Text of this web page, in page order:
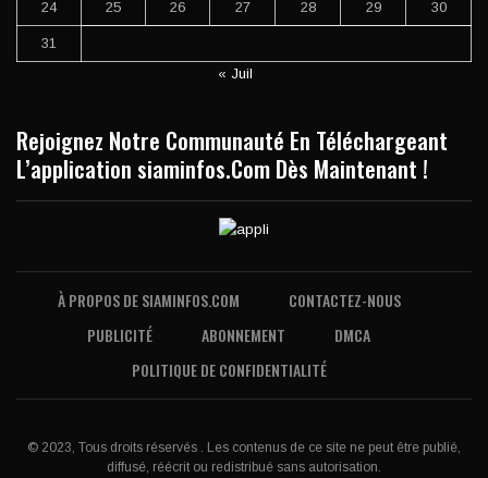
24 25 26 27 28 29 30
31
« Juil
Rejoignez Notre Communauté En Téléchargeant
L’application siaminfos.Com Dès Maintenant !
À PROPOS DE SIAMINFOS.COM
CONTACTEZ-NOUS
PUBLICITÉ
ABONNEMENT
DMCA
POLITIQUE DE CONFIDENTIALITÉ
© 2023, Tous droits réservés . Les contenus de ce site ne peut être publié,
diffusé, réécrit ou redistribué sans autorisation.